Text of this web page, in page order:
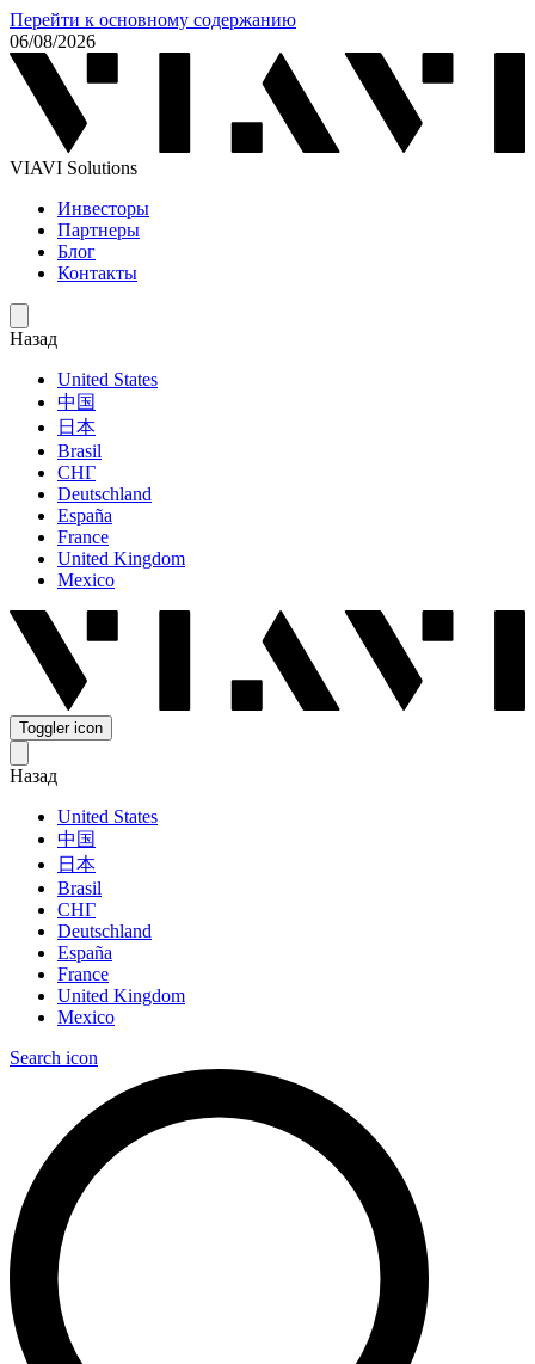
Перейти к основному содержанию
06/08/2026
VIAVI Solutions
Инвесторы
Партнеры
Блог
Контакты
Назад
United States
中国
日本
Brasil
СНГ
Deutschland
España
France
United Kingdom
Mexico
Toggler icon
Назад
United States
中国
日本
Brasil
СНГ
Deutschland
España
France
United Kingdom
Mexico
Search icon